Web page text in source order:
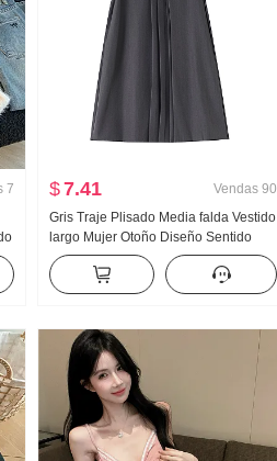
7
$7.41 Vendas 90
Gris Traje Plisado Media falda Vestido
largo Mujer Otoño Diseño Sentido
Talle alto Adelgazante Petite Una
palabra Medio-largo Traje Falda